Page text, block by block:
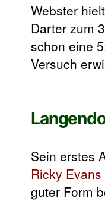
Webster
Darter zum
schon eine
Versuch
Sein erstes
Ricky Evans
guter Form